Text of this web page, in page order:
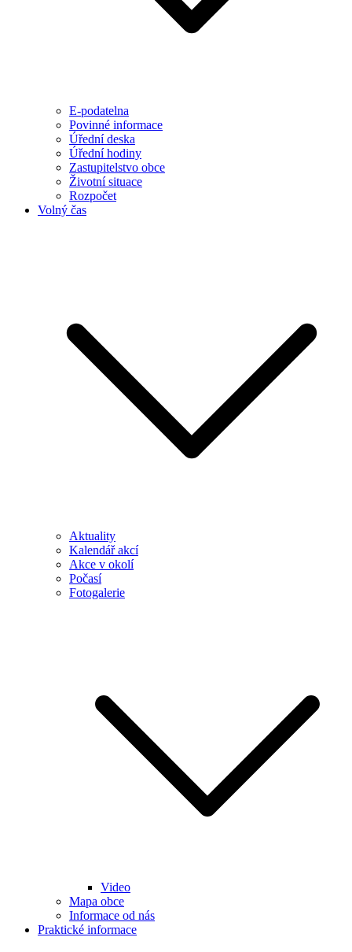
E-podatelna
Povinné informace
Úřední deska
Úřední hodiny
Zastupitelstvo obce
Životní situace
Rozpočet
Volný čas
Aktuality
Kalendář akcí
Akce v okolí
Počasí
Fotogalerie
Video
Mapa obce
Informace od nás
Praktické informace